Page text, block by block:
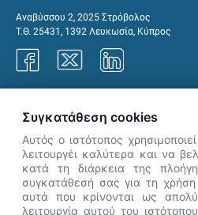
Αναβύσσου 2, 2025 Στρόβολος
Τ.Θ. 25431, 1392 Λευκωσία, Κύπρος
👋 Καλώς
Πες μου
Συγκατάθεση cookies
Αυτός ο ιστότοπος
λειτουργέι καλύτερα και να
κατά τη διάρκεια της
συγκατάθεσή σας για τη
αυτά που κρίνονται ως
λειτουργία αυτού του